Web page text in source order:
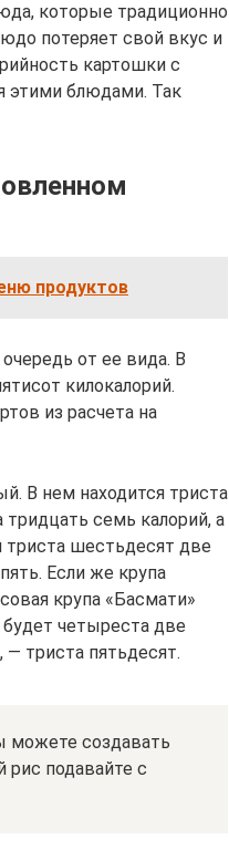
которые традиционно
потеряет свой вкус и
картошки с
этими блюдами. Так
продуктов
от ее вида. В
килокалорий.
из расчета на
В нем находится триста
семь калорий, а
триста шестьдесят две
Если же крупа
крупа «Басмати»
четыреста две
— триста пятьдесят.
можете создавать
подавайте с